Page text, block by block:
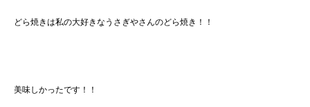
どら焼きは私の大好きなうさぎやさんのどら焼き！！
美味しかったです！！